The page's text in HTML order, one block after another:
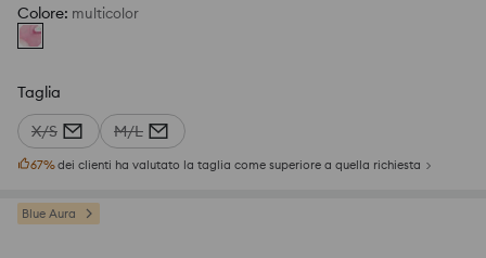
Colore: multicolor
Taglia
X/S
M/L
67%dei clienti ha valutato la taglia come superiore a quella richiesta
Blue Aura